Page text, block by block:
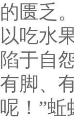
的匮乏
以吃水
陷于自
有脚、
呢！”